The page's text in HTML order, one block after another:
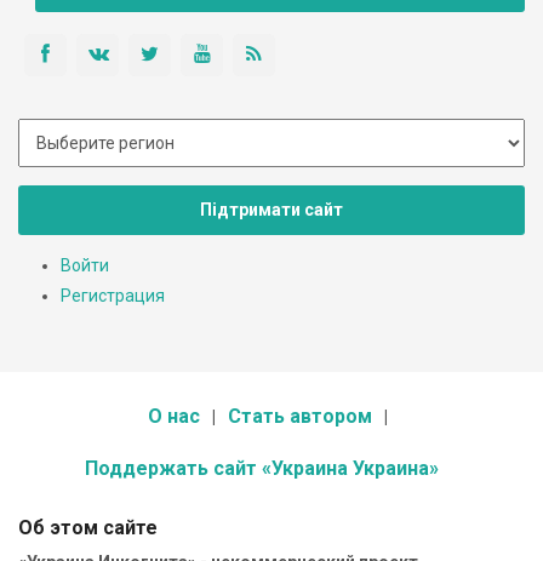
Підтримати сайт
Войти
Регистрация
О нас Стать автором
Поддержать сайт «Украина Украина»
Об этом сайте